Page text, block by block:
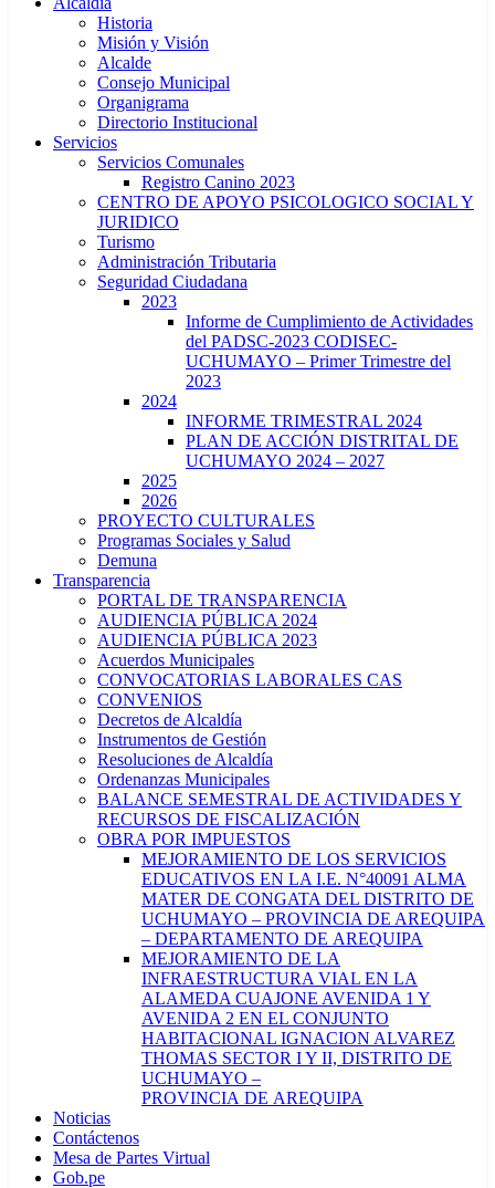
Historia
Misión y Visión
Alcalde
Consejo Municipal
Organigrama
Directorio Institucional
Servicios
Servicios Comunales
Registro Canino 2023
CENTRO DE APOYO PSICOLOGICO SOCIAL Y
JURIDICO
Turismo
Administración Tributaria
Seguridad Ciudadana
2023
Informe de Cumplimiento de Actividades
del PADSC-2023 CODISEC-
UCHUMAYO – Primer Trimestre del
2023
2024
INFORME TRIMESTRAL 2024
PLAN DE ACCIÓN DISTRITAL DE
UCHUMAYO 2024 – 2027
2025
2026
PROYECTO CULTURALES
Programas Sociales y Salud
Demuna
Transparencia
PORTAL DE TRANSPARENCIA
AUDIENCIA PÚBLICA 2024
AUDIENCIA PÚBLICA 2023
Acuerdos Municipales
CONVOCATORIAS LABORALES CAS
CONVENIOS
Decretos de Alcaldía
Instrumentos de Gestión
Resoluciones de Alcaldía
Ordenanzas Municipales
BALANCE SEMESTRAL DE ACTIVIDADES Y
RECURSOS DE FISCALIZACIÓN
OBRA POR IMPUESTOS
MEJORAMIENTO DE LOS SERVICIOS
EDUCATIVOS EN LA I.E. N°40091 ALMA
MATER DE CONGATA DEL DISTRITO DE
UCHUMAYO – PROVINCIA DE AREQUIPA
– DEPARTAMENTO DE AREQUIPA
MEJORAMIENTO DE LA
INFRAESTRUCTURA VIAL EN LA
ALAMEDA CUAJONE AVENIDA 1 Y
AVENIDA 2 EN EL CONJUNTO
HABITACIONAL IGNACION ALVAREZ
THOMAS SECTOR I Y II, DISTRITO DE
UCHUMAYO –
PROVINCIA DE AREQUIPA
Noticias
Contáctenos
Mesa de Partes Virtual
Gob.pe